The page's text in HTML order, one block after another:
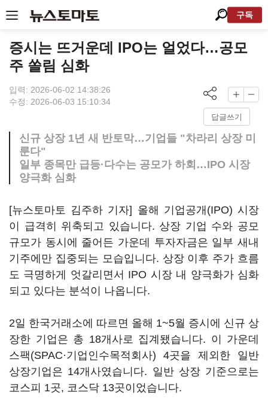
구독
증시는 뜨거운데 IPO는 얼었다…공모
주 쏠림 심화
입력: 2026-06-02 14:38:26
수정: 2026-06-03 15:10:34
답글쓰기
신규 상장 1년 새 반토막…기업들 "차라리 상장 미
룬다"
일부 종목만 급등·다수는 공모가 하회…IPO 시장
양극화 심화
[뉴스토마토 김주하 기자] 올해 기업공개(IPO) 시장
이 급격히 위축되고 있습니다. 상장 기업 수와 공모
규모가 동시에 줄어든 가운데 투자자금은 일부 새내
기주에만 집중되는 모습입니다. 상장 이후 주가 흐름
도 극명하게 엇갈리면서 IPO 시장 내 양극화가 심화
되고 있다는 분석이 나옵니다.
2일 한국거래소에 따르면 올해 1~5월 증시에 신규 상
장한 기업은 총 18개사로 집계됐습니다. 이 가운데
스팩(SPAC·기업인수목적회사) 4곳을 제외한 일반
상장기업은 14개사였습니다. 일반 상장 기준으로는
코스피 1곳, 코스닥 13곳이었습니다.